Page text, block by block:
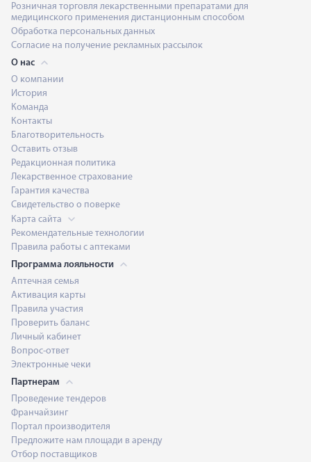
Розничная торговля лекарственными препаратами для
медицинского применения дистанционным способом
Обработка персональных данных
Согласие на получение рекламных рассылок
О нас
О компании
История
Команда
Контакты
Благотворительность
Оставить отзыв
Редакционная политика
Лекарственное страхование
Гарантия качества
Свидетельство о поверке
Карта сайта
Рекомендательные технологии
Правила работы с аптеками
Программа лояльности
Аптечная семья
Активация карты
Правила участия
Проверить баланс
Личный кабинет
Вопрос-ответ
Электронные чеки
Партнерам
Проведение тендеров
Франчайзинг
Портал производителя
Предложите нам площади в аренду
Отбор поставщиков